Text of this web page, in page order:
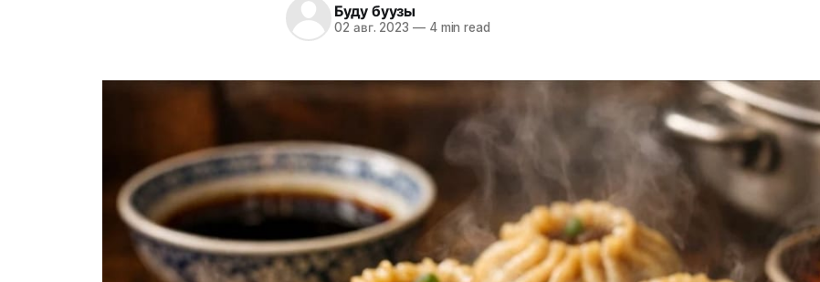
Буду буузы
02 авг. 2023 —4 min read